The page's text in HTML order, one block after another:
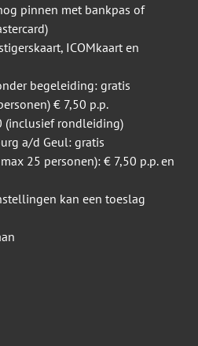
pinnen met bankpas of
ICOMkaart en
begeleiding: gratis
€ 7,50 p.p.
(inclusief rondleiding)
a/d Geul: gratis
25 personen): € 7,50 p.p. en
kan een toeslag